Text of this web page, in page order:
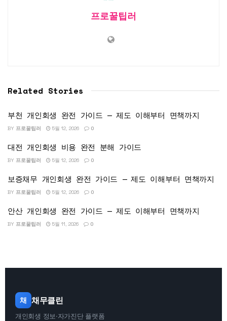
프로꿀팁러
Related Stories
부천 개인회생 완전 가이드 — 제도 이해부터 면책까지
BY 프로꿀팁러 5월 12, 2026 0
대전 개인회생 비용 완전 분해 가이드
BY 프로꿀팁러 5월 12, 2026 0
보증채무 개인회생 완전 가이드 — 제도 이해부터 면책까지
BY 프로꿀팁러 5월 12, 2026 0
안산 개인회생 완전 가이드 — 제도 이해부터 면책까지
BY 프로꿀팁러 5월 11, 2026 0
채 채무클린
개인회생 정보·자가진단 플랫폼